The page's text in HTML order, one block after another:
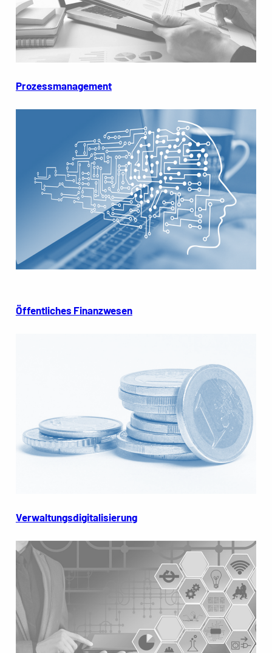
Prozessmanagement
Öffentliches Finanzwesen
Verwaltungsdigitalisierung